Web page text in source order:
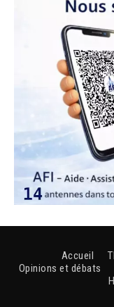
Accueil
Opinions et débats